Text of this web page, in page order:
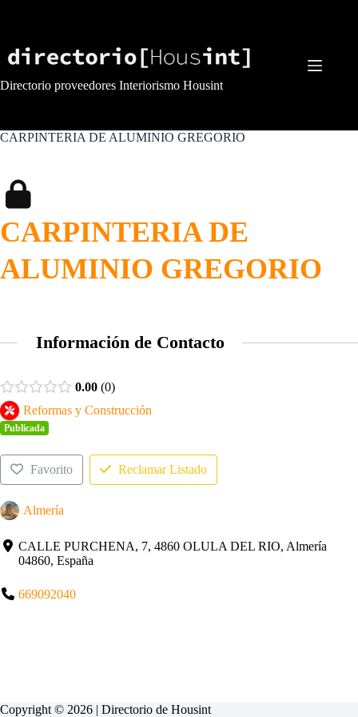
Directorio proveedores Interiorismo Housint
CARPINTERIA DE ALUMINIO GREGORIO
CARPINTERIA DE
ALUMINIO GREGORIO
Información de Contacto
0.00 0
Reformas y Construcción
Publicada
Favorito Reclamar Listado
Almería
CALLE PURCHENA, 7, 4860 OLULA DEL RIO, Almería
04860, España
669092040
Copyright © 2026 | Directorio de Housint